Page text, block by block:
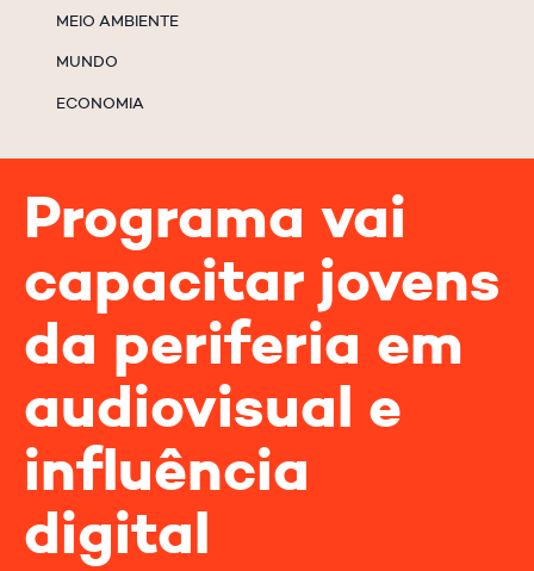
MEIO AMBIENTE
MUNDO
ECONOMIA
Programa vai
capacitar jovens
da periferia em
audiovisual e
influência
digital